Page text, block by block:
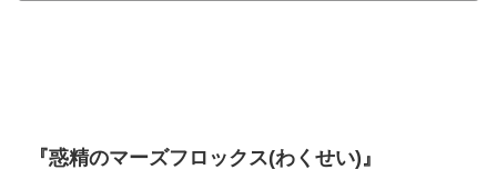
『惑精のマーズフロックス(わくせい)』